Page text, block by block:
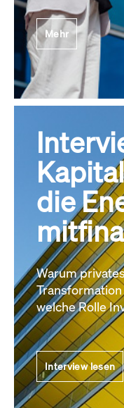
Mehr
die
Warum
welche Rolle
Interview lesen